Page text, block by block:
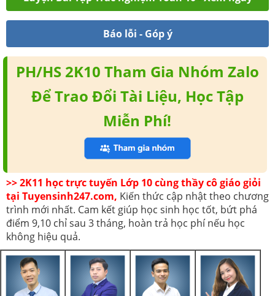
Báo lỗi - Góp ý
PH/HS 2K10 Tham Gia Nhóm Zalo
Để Trao Đổi Tài Liệu, Học Tập
Miễn Phí!
>> 2K11 học trực tuyến Lớp 10 cùng thầy cô giáo giỏi
tại Tuyensinh247.com, Kiến thức cập nhật theo chương
trình mới nhất. Cam kết giúp học sinh học tốt, bứt phá
điểm 9,10 chỉ sau 3 tháng, hoàn trả học phí nếu học
không hiệu quả.